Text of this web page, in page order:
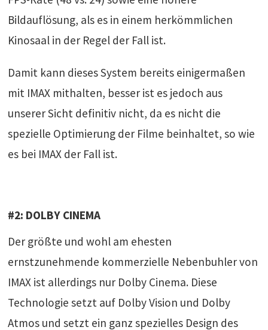
Bildauflösung, als es in einem herkömmlichen
Kinosaal in der Regel der Fall ist.
Damit kann dieses System bereits einigermaßen
mit IMAX mithalten, besser ist es jedoch aus
unserer Sicht definitiv nicht, da es nicht die
spezielle Optimierung der Filme beinhaltet, so wie
es bei IMAX der Fall ist.
#2: DOLBY CINEMA
Der größte und wohl am ehesten
ernstzunehmende kommerzielle Nebenbuhler von
IMAX ist allerdings nur Dolby Cinema. Diese
Technologie setzt auf Dolby Vision und Dolby
Atmos und setzt ein ganz spezielles Design des